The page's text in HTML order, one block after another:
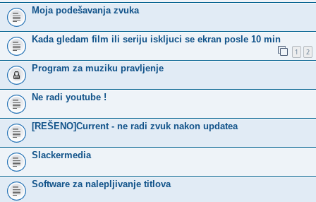
Moja podešavanja zvuka
Kada gledam film ili seriju iskljuci se ekran posle 10 min
1 2
Program za muziku pravljenje
Ne radi youtube !
[REŠENO]Current - ne radi zvuk nakon updatea
Slackermedia
Software za nalepljivanje titlova